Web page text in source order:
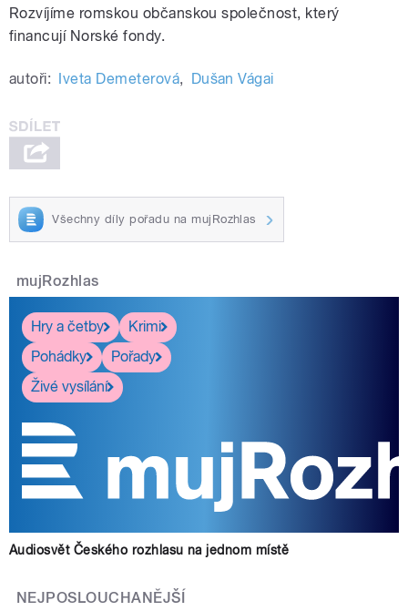
Rozvíjíme romskou občanskou společnost, který
financují Norské fondy.
autoři: Iveta Demeterová, Dušan Vágai
Všechny díly pořadu na mujRozhlas
mujRozhlas
Hry a četby
Krimi
Pohádky
Pořady
Živé vysílání
Audiosvět Českého rozhlasu na jednom místě
NEJPOSLOUCHANĚJŠÍ